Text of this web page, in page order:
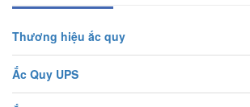
Thương hiệu ắc quy
Ắc Quy UPS